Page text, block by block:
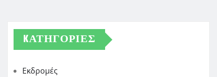
KΑΤΗΓΟΡΊΕΣ
Εκδρομές